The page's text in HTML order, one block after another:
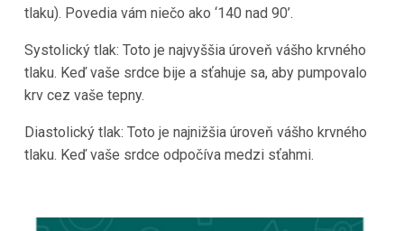
tlaku). Povedia vám niečo ako ‘140 nad 90’.
Systolický tlak: Toto je najvyššia úroveň vášho krvného
tlaku. Keď vaše srdce bije a sťahuje sa, aby pumpovalo
krv cez vaše tepny.
Diastolický tlak: Toto je najnižšia úroveň vášho krvného
tlaku. Keď vaše srdce odpočíva medzi sťahmi.